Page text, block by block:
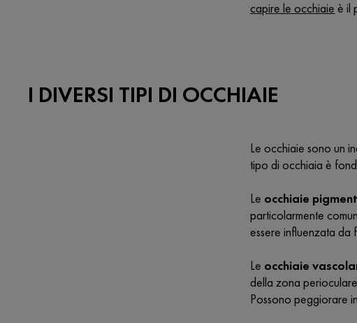
capire le occhiaie è il
I DIVERSI TIPI DI OCCHIAIE
Le occhiaie sono un
tipo di occhiaia è
Le occhiaie
particolarmente
essere influenzata
Le occhiaie
della zona
Possono peggiorare